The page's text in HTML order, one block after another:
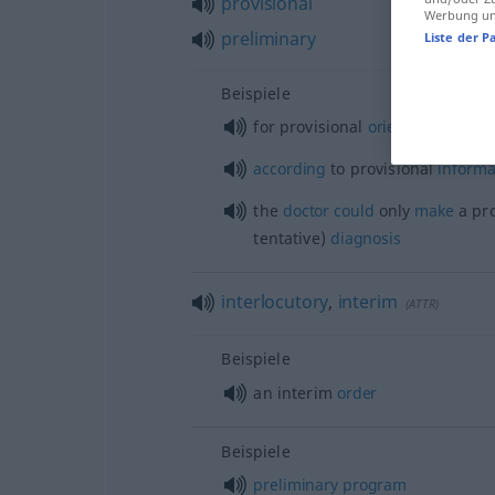
preliminary
Beispiele
for provisional orientation
according to provisional
the doctor could only make a
tentative) diagnosis
interlocutory, interim (ATTR)
Beispiele
an interim order
Beispiele
preliminary program
Werbung
Liste der